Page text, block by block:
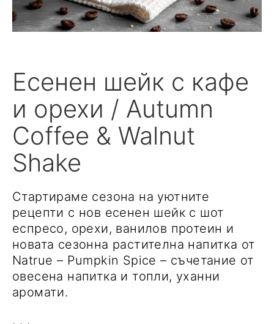
Есенен шейк с кафе
и орехи / Autumn
Coffee & Walnut
Shake
Стартираме сезона на уютните
рецепти с нов есенен шейк с шот
еспресо, орехи, ванилов протеин и
новата сезонна растителна напитка от
Natrue – Pumpkin Spice – съчетание от
овесена напитка и топли, уханни
аромати.
. . .